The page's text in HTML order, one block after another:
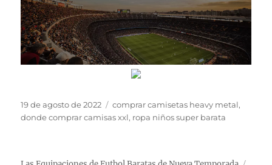
Publicado
el
19 de agosto de 2022 Etiquetas
comprar camisetas heavy metal,
donde comprar camisas xxl, ropa niños super barata